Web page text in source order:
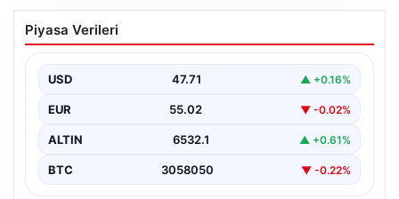
Süreç yasası teklifi tamamlandı. İşte
madde madde kanun teklifi ve
Piyasa Verileri
USD 47.71 ▲ +0.16%
EUR 55.02 ▼ -0.02%
ALTIN 6532.1 ▲ +0.61%
BTC 3058050 ▼ -0.22%